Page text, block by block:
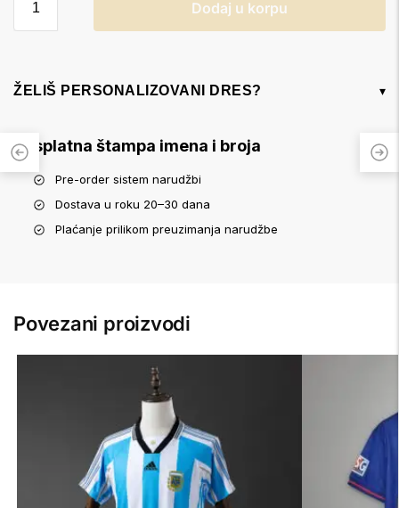
Dodaj u korpu
ŽELIŠ PERSONALIZOVANI DRES? ▾
Besplatna štampa imena i broja
Pre-order sistem narudžbi
Dostava u roku 20–30 dana
Plaćanje prilikom preuzimanja narudžbe
Povezani proizvodi